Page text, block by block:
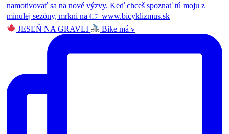
JESEŇ NA GRAVLI Bike má v